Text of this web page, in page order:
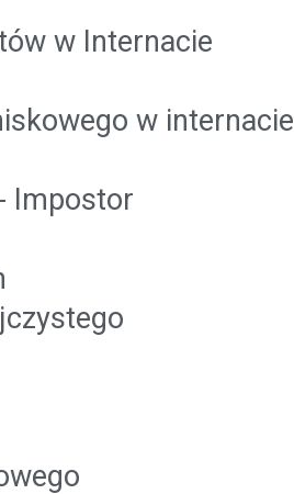
w Internacie
w internacie
Impostor